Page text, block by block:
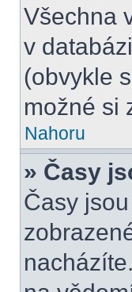
Všechna
v
(obvykle
možné si
Nahoru
» Časy
Časy